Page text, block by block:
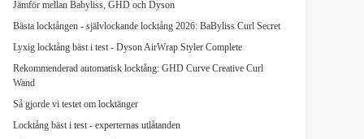
Jämför mellan Babyliss, GHD och Dyson
Bästa locktången - självlockande locktång 2026: BaByliss Curl Secret
Lyxig locktång bäst i test - Dyson AirWrap Styler Complete
Rekommenderad automatisk locktång: GHD Curve Creative Curl
Wand
Så gjorde vi testet om locktänger
Locktång bäst i test - experternas utlåtanden